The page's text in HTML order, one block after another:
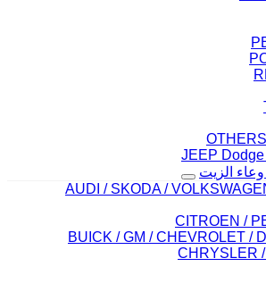
JEEP
الزيت
AUDI / SKODA /
CITROEN /
BUICK / GM / CHEVROLET /
CHRYSLER